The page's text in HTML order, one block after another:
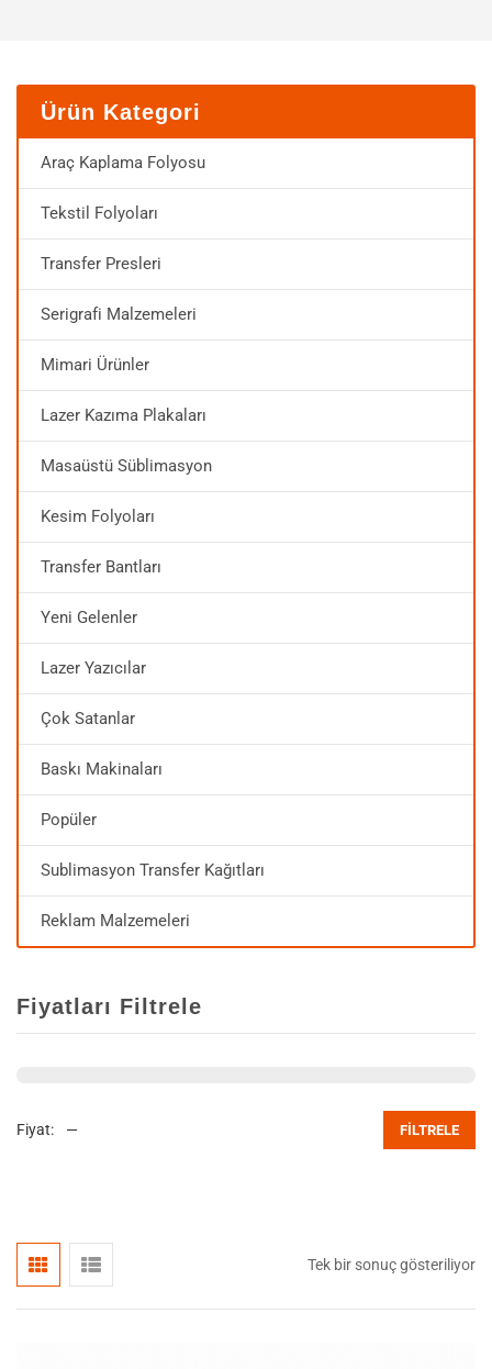
İLETIŞIM
HESABIM
Ürün Kategori
Araç Kaplama Folyosu
Tekstil Folyoları
Transfer Presleri
Serigrafi Malzemeleri
Mimari Ürünler
Lazer Kazıma Plakaları
Masaüstü Süblimasyon
Kesim Folyoları
Transfer Bantları
Yeni Gelenler
Lazer Yazıcılar
Çok Satanlar
Baskı Makinaları
Popüler
Sublimasyon Transfer Kağıtları
Reklam Malzemeleri
Fiyatları Filtrele
FILTRELE
Fiyat: —
Tek bir sonuç gösteriliyor